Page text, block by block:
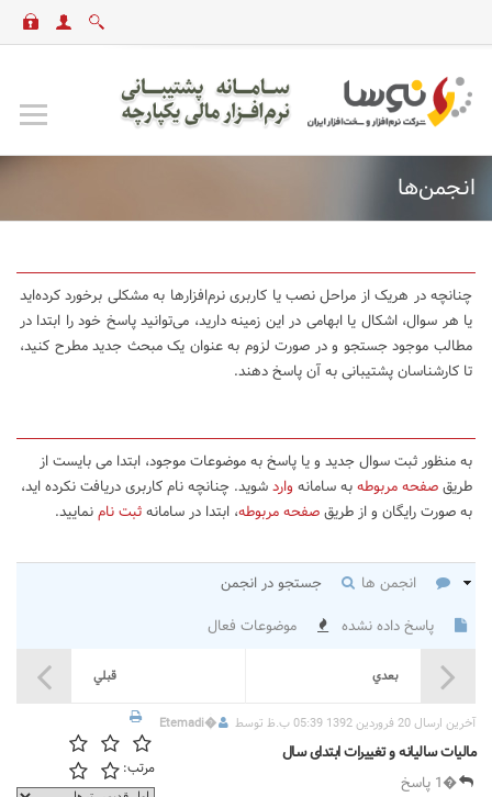
انجمن‌ها
چنانچه در هریک از مراحل نصب یا کاربری نرم‌افزارها به مشکلی برخورد کرده‌اید
یا هر سوال، اشکال یا ابهامی در این زمینه دارید، می‌توانید پاسخ خود را ابتدا در
مطالب موجود جستجو و در صورت لزوم به عنوان یک مبحث جدید مطرح کنید،
تا کارشناسان پشتیبانی به آن پاسخ دهند.
به منظور ثبت سوال جدید و یا پاسخ به موضوعات موجود، ابتدا می بایست از
طریقصفحه مربوطهبه سامانه واردشوید. چنانچه نام کاربری دریافت نکرده اید،
به صورت رایگان و از طریقصفحه مربوطه، ابتدا در سامانهثبت نامنمایید.
انجمن ها
جستجو در انجمن
پاسخ داده نشده
موضوعات فعال
قبلي بعدي
آخرين ارسال 20 فروردین 1392 05:39 ب.ظ توسط �
Etemadi
مالیات سالیانه و تغییرات ابتدای سال
�1 پاسخ
مرتب: